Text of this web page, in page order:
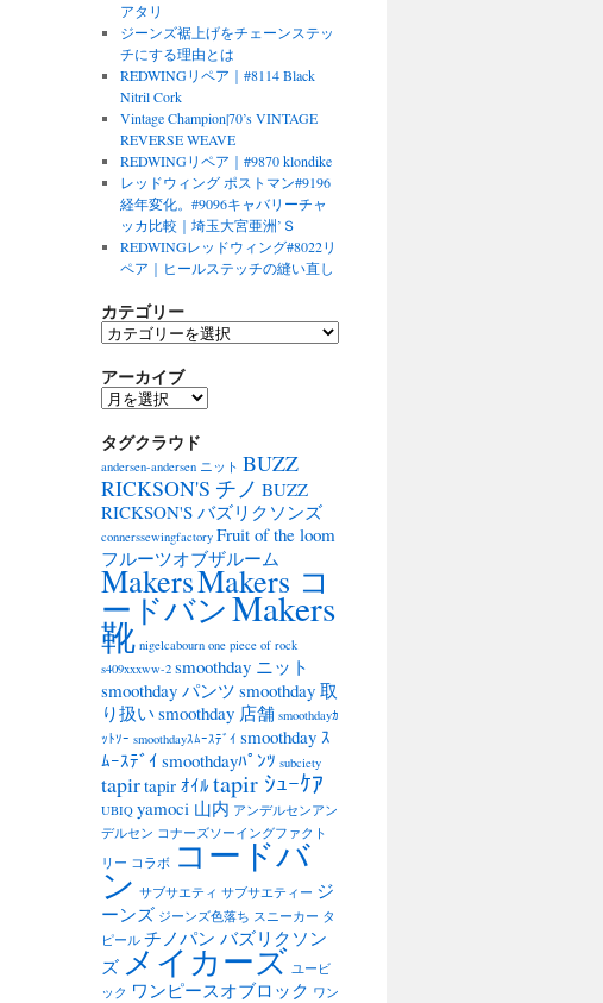
アタリ
ジーンズ裾上げをチェーンステッ
チにする理由とは
REDWINGリペア｜#8114 Black
Nitril Cork
Vintage Champion|70’s VINTAGE
REVERSE WEAVE
REDWINGリペア｜#9870 klondike
レッドウィング ポストマン#9196
経年変化。#9096キャバリーチャ
ッカ比較｜埼玉大宮亜洲’Ｓ
REDWINGレッドウィング#8022リ
ペア｜ヒールステッチの縫い直し
カテゴリー
カ
ゴ
リ
アーカイブ
ア
カ
イ
ブ
タグクラウド
andersen-andersen ニット BUZZ
RICKSON'S チノ BUZZ
RICKSON'S バズリクソンズ
connerssewingfactory Fruit of the loom
フルーツオブザルーム
MakersMakers コ
ードバンMakers
靴 nigelcabourn one piece of rock
s409xxxww-2 smoothday ニット
smoothday パンツ smoothday 取
り扱い smoothday 店舗 smoothdayｶ
ｯﾄｿｰ smoothdayｽﾑｰｽﾃﾞｲ smoothday ｽ
ﾑｰｽﾃﾞｲ smoothdayﾊﾟﾝﾂ subciety
tapirtapir ｵｲﾙ tapir ｼｭｰｹｱ
UBIQ yamoci 山内 アンデルセンアン
デルセン コナーズソーイングファクト
リー コラボ コードバ
ン サブサエティ サブサエティー ジ
ーンズ ジーンズ色落ち スニーカー タ
ピール チノパン バズリクソン
ズ メイカーズ ユービ
ック ワンピースオブロック ワン